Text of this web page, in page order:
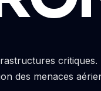
critiques.
des menaces